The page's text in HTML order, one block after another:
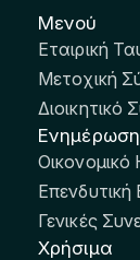
Μενού
Εταιρική
Μετοχική
Διοικητικό
Ενημέρωση
Οικονομικό
Γενικές
Χρήσιμα